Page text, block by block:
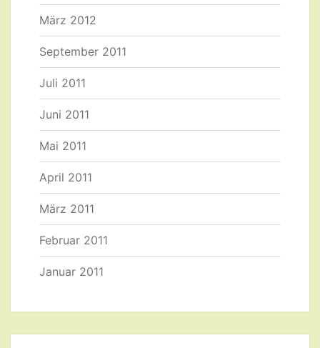
März 2012
September 2011
Juli 2011
Juni 2011
Mai 2011
April 2011
März 2011
Februar 2011
Januar 2011